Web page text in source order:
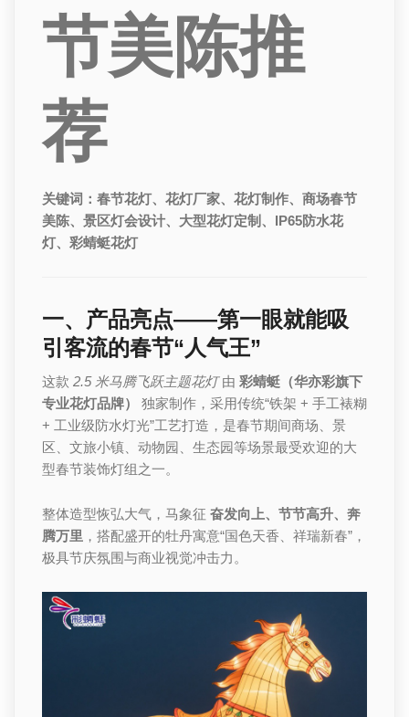
节美陈推
荐
关键词：春节花灯、花灯厂家、花灯制作、商场春节
美陈、景区灯会设计、大型花灯定制、IP65防水花
灯、彩蜻蜓花灯
一、产品亮点——第一眼就能吸
引客流的春节“人气王”
这款 2.5 米马腾飞跃主题花灯由 彩蜻蜓（华亦彩旗下
专业花灯品牌）
独家制作，采用传统“铁架 + 手工裱糊
+ 工业级防水灯光”工艺打造，是春节期间商场、景
区、文旅小镇、动物园、生态园等场景最受欢迎的大
型春节装饰灯组之一。
整体造型恢弘大气，马象征 奋发向上、节节高升、奔
腾万里 ，搭配盛开的牡丹寓意“国色天香、祥瑞新春”，
极具节庆氛围与商业视觉冲击力。